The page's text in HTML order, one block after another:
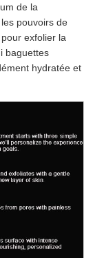
de la
pouvoirs de
exfolier la
baguettes
hydratée et